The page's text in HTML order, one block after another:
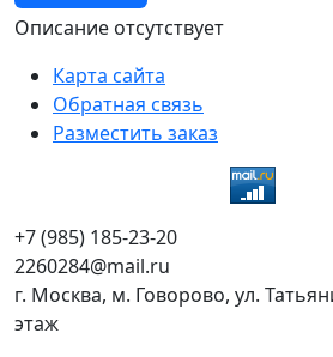
Описание отсутствует
Карта сайта
Обратная связь
Разместить заказ
+7 (985) 185-23-20
2260284@mail.ru
г. Москва, м. Говорово, ул.
этаж